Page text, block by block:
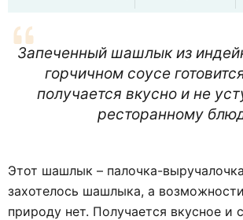
Запеченный шашлык из
горчичном соусе
получается вкусно и не
ресторанному
Этот шашлык – палочка-
захотелось шашлыка, а
природу нет. Получается вкусное и